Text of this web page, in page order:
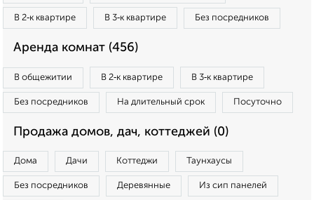
В 2‑к квартире В 3‑к квартире Без посредников
Аренда комнат (456)
В общежитии В 2‑к квартире В 3‑к квартире
Без посредников На длительный срок Посуточно
Продажа домов, дач, коттеджей (0)
Дома Дачи Коттеджи Таунхаусы
Без посредников Деревянные Из сип панелей